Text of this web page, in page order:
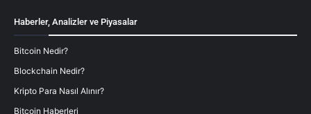
Haberler, Analizler ve Piyasalar
Bitcoin Nedir?
Blockchain Nedir?
Kripto Para Nasıl Alınır?
Bitcoin Haberleri